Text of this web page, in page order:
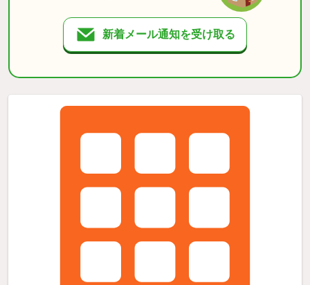
新着メール通知を受け取る